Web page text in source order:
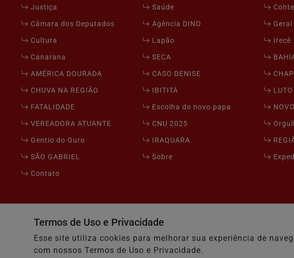
Justiça
Saúde
Câmara dos Deputados
Agência DINO Geral
Cultura
Lapão Irecê
Canarana
SECA
AMÉRICA DOURADA
CASO DENISE
CHUVA NA REGIÃO
IBITITÁ LUTO
FATALIDADE
Escolha do novo papa
VEREADORA ATUANTE
CNU 2025
Gentio do Ouro
IRAQUARA
SÃO GABRIEL
Sobre
Contato
Termos de Uso e Privacidade
Esse site utiliza cookies para melhorar sua experiência de
com nossos Termos de Uso e Privacidade.